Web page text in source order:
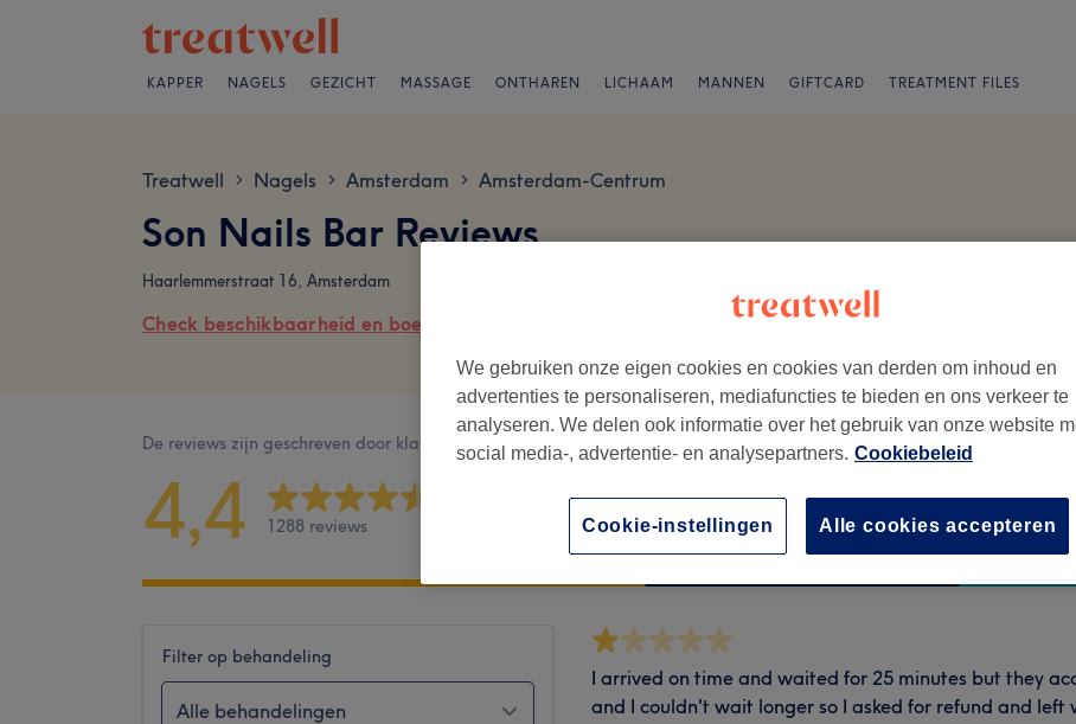
KAPPER NAGELS GEZICHT MASSAGE ONTHAREN LICHAAM MANNEN GIFTCARD TREATMENT FILES
Treatwell > Nagels > Amsterdam > Amsterdam-Centrum
Son Nails Bar Reviews
Haarlemmerstraat 16, Amsterdam
Check beschikbaarheid en boek online
De reviews zijn geschreven door klanten na hun bezoek.
4,4 1288 reviews Hygiëne
Filter op behandeling
Alle behandelingen
I arrived on time and waited for 25 minutes but they
and I couldn't wait longer so I asked for refund and
We gebruiken onze eigen cookies en cookies van derden om inhoud en
advertenties te personaliseren, mediafuncties te bieden en ons verkeer te
analyseren. We delen ook informatie over het gebruik van onze website
social media-, advertentie- en analysepartners. Cookiebeleid
Alle cookies accepteren
Cookie-instellingen